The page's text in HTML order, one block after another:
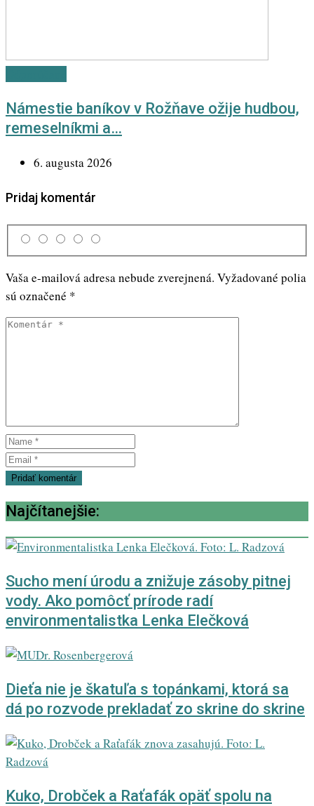
Námestie baníkov v Rožňave ožije hudbou,
remeselníkmi a…
6. augusta 2026
Pridaj komentár
Vaša e-mailová adresa nebude zverejnená. Vyžadované polia
sú označené *
Najčítanejšie:
Sucho mení úrodu a znižuje zásoby pitnej
vody. Ako pomôcť prírode radí
environmentalistka Lenka Elečková
Dieťa nie je škatuľa s topánkami, ktorá sa
dá po rozvode prekladať zo skrine do skrine
Kuko, Drobček a Raťafák opäť spolu na